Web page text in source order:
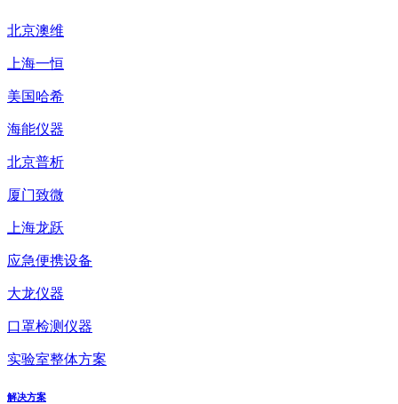
北京澳维
上海一恒
美国哈希
海能仪器
北京普析
厦门致微
上海龙跃
应急便携设备
大龙仪器
口罩检测仪器
实验室整体方案
解决方案